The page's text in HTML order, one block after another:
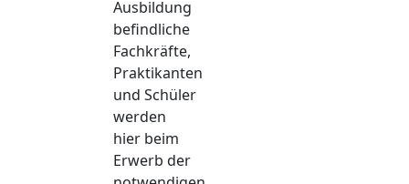
Ausbildung
befindliche
Fachkräfte,
Praktikanten
und Schüler
werden
hier beim
Erwerb der